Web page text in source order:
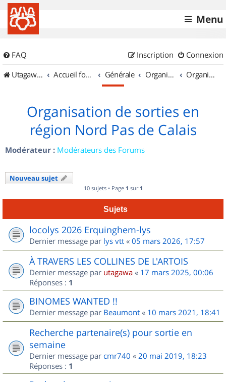
Menu
FAQ Connexion
Inscription
UtagawaVTT (Randos VTT et VTTAE avec traces GPS)
Accueil forum Générale Organisation de sorties & Recherche de partenaires Organisation de sorties en région Nord Pas de Calais
Organisation de sorties en
région Nord Pas de Calais
Modérateur : Modérateurs des Forums
Nouveau sujet
10 sujets • Page 1 sur 1
Sujets
locolys 2026 Erquinghem-lys
Dernier message par lys vtt « 05 mars 2026, 17:57
À TRAVERS LES COLLINES DE L'ARTOIS
Dernier message par utagawa « 17 mars 2025, 00:06
Réponses : 1
BINOMES WANTED !!
Dernier message par Beaumont « 10 mars 2021, 18:41
Recherche partenaire(s) pour sortie en
semaine
Dernier message par cmr740 « 20 mai 2019, 18:23
Réponses : 1